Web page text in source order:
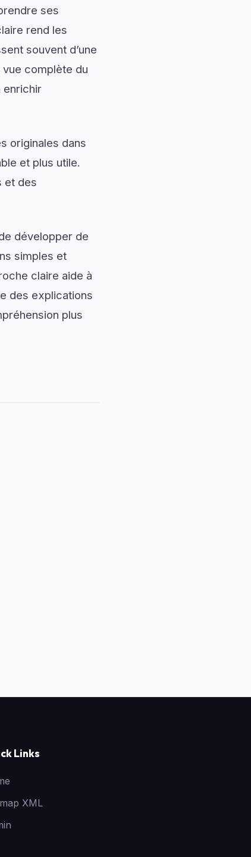
ses
rend les
souvent d’une
vue complète du
enrichir
originales dans
et plus utile.
et des
développer de
simples et
claire aide à
des explications
plus
Links
XML